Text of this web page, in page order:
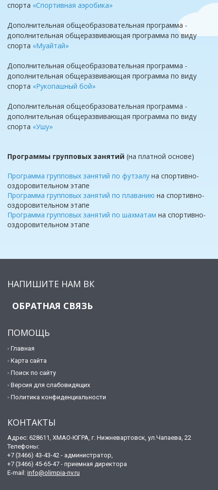
спорта «Спортивная аэробика»
Дополнительная общеобразовательная программа -
дополнительная общеразвивающая программа по виду
спорта «Муайтай»
Дополнительная общеобразовательная программа -
дополнительная общеразвивающая программа по виду
спорта «Рукопашный бой»
Дополнительная общеобразовательная программа -
дополнительная общеразвивающая программа по виду
спорта «Ушу»
Программы групповых занятий (на платной основе)
Программа групповых занятий по футзалу на спортивно-
оздоровительном этапе
Программа групповых занятий по плаванию на спортивно-
оздоровительном этапе
Программа групповых занятий по шахматам на спортивно-
оздоровительном этапе
НАПИШИТЕ НАМ ВК
ОБРАТНАЯ СВЯЗЬ
ПОМОЩЬ
Главная
Карта сайта
Поиск по сайту
Версия для слабовидящих
Политика конфиденциальности
КОНТАКТЫ
Адрес: 628611, ХМАО-ЮГРА, г. Нижневартовск, ул.Чапаева, 22
Телефоны:
+7 (3466) 43-43-42 - администратор,
+7 (3466) 45-65-47 - приемная директора
E-mail: info@olimpia-nv.ru